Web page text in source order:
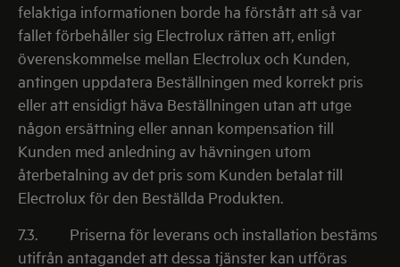
felaktiga informationen borde ha förstått att så var
fallet förbehåller sig Electrolux rätten att, enligt
överenskommelse mellan Electrolux och Kunden,
antingen uppdatera Beställningen med korrekt pris
eller att ensidigt häva Beställningen utan att utge
någon ersättning eller annan kompensation till
Kunden med anledning av hävningen utom
återbetalning av det pris som Kunden betalat till
Electrolux för den Beställda Produkten.
7.3. Priserna för leverans och installation bestäms
utifrån antagandet att dessa tjänster kan utföras